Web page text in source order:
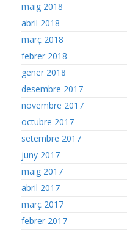
maig 2018
abril 2018
març 2018
febrer 2018
gener 2018
desembre 2017
novembre 2017
octubre 2017
setembre 2017
juny 2017
maig 2017
abril 2017
març 2017
febrer 2017